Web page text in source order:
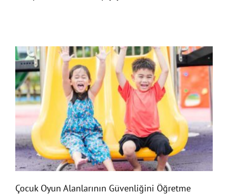
Çocuk Oyun Alanlarının Güvenliğini Öğretme
Hakkında
Çocuk Oyun Alanlarının Güvenliğini Öğretme